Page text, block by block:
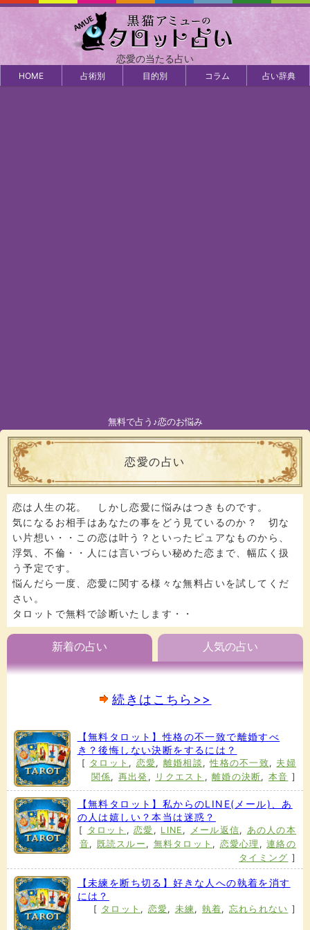
恋愛の当たる占い
HOME 占術別 目的別 コラム 占い辞典
無料で占う♪恋のお悩み
恋愛の占い
恋は人生の花。 しかし恋愛に悩みはつきものです。
気になるお相手はあなたの事をどう見ているのか？ 切な
い片想い・・この恋は叶う？といったピュアなものから、
浮気、不倫・・人には言いづらい秘めた恋まで、幅広く扱
う予定です。
悩んだら一度、恋愛に関する様々な無料占いを試してくだ
さい。
タロットで無料で診断いたします・・
新着の占い 人気の占い
続きはこちら>>
【無料タロット】性格の不一致で離婚すべ
き？後悔しない決断をするには？
[ タロット , 恋愛, 離婚相談 ,性格の不一致, 夫婦
関係, 再出発 , リクエスト ,離婚の決断, 本音 ]
【無料タロット】私からのLINE(メール)、あ
の人は嬉しい？本当は迷惑？
[ タロット ,恋愛 , LINE , メール返信, あの人の本
音, 既読スルー , 無料タロット , 恋愛心理 ,連絡の
タイミング ]
【未練を断ち切る】好きな人への執着を消す
には？
[ タロット , 恋愛, 未練 , 執着, 忘れられない ]